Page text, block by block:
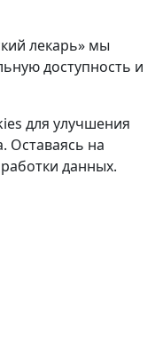
лекарь» мы
доступность и
для улучшения
Оставаясь на
данных.